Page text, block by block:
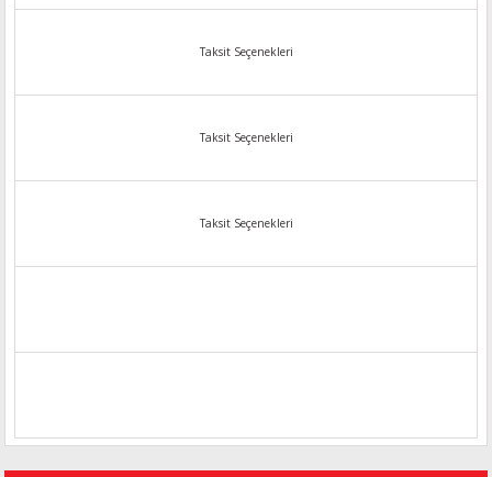
Taksit Seçenekleri
Taksit Seçenekleri
Taksit Seçenekleri